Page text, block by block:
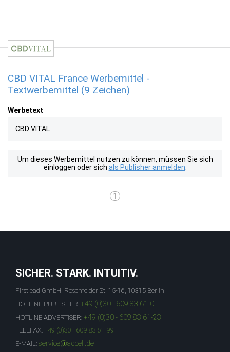
CBD VITAL France Werbemittel -
Textwerbemittel (9 Zeichen)
Werbetext
CBD VITAL
Um dieses Werbemittel nutzen zu können, müssen Sie sich
einloggen oder sich als Publisher anmelden
1
SICHER. STARK. INTUITIV.
Firstlead GmbH, Rosenfelder St. 15-16, 10315 Berlin
HOTLINE PUBLISHER: +49 (0)30 - 609 83 61-0
HOTLINE ADVERTISER: +49 (0)30 - 609 83 61-23
TELEFAX: +49 (0)30 - 609 83 61-99
E-MAIL: service@adcell.de